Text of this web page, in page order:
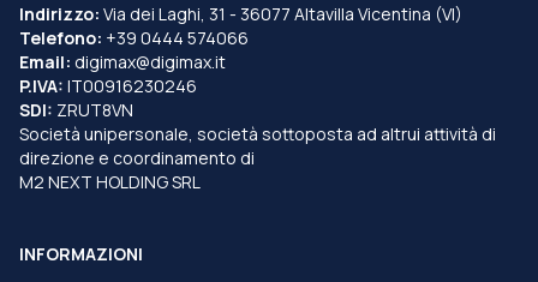
Indirizzo: Via dei Laghi, 31 - 36077 Altavilla Vicentina (VI)
Telefono: +39 0444 574066
Email: digimax@digimax.it
P.IVA: IT00916230246
SDI: ZRUT8VN
Società unipersonale, società sottoposta ad altrui attività di
direzione e coordinamento di
M2 NEXT HOLDING SRL
INFORMAZIONI